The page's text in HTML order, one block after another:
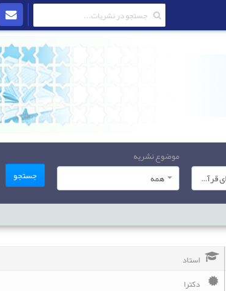
پژوهش‌های میان‌رشته‌ای قرآن کریم
موضوع نشریه
همه
جستجو
استاد
دکترا